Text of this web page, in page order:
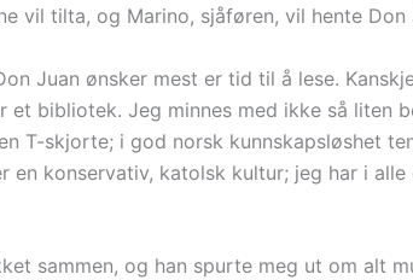
vil tilta, og Marino, sjåføren, vil hente
Juan ønsker mest er tid til å lese.
et bibliotek. Jeg minnes med ikke så
T-skjorte; i god norsk kunnskapsløshet
en konservativ, katolsk kultur; jeg har i
sammen, og han spurte meg ut om alt